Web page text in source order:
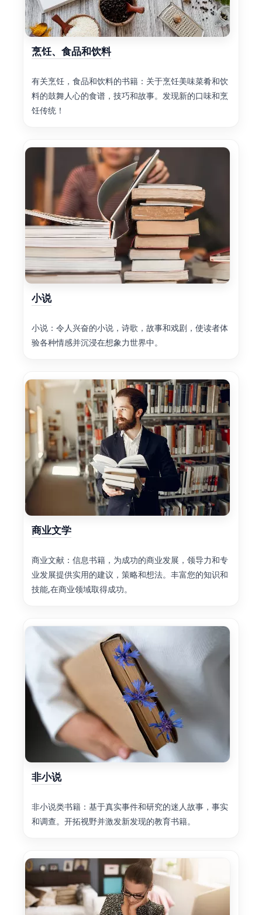
烹饪、食品和饮料
有关烹饪，食品和饮料的书籍：关于烹饪美味菜肴和饮
料的鼓舞人心的食谱，技巧和故事。发现新的口味和烹
饪传统！
小说
小说：令人兴奋的小说，诗歌，故事和戏剧，使读者体
验各种情感并沉浸在想象力世界中。
商业文学
商业文献：信息书籍，为成功的商业发展，领导力和专
业发展提供实用的建议，策略和想法。丰富您的知识和
技能,在商业领域取得成功。
非小说
非小说类书籍：基于真实事件和研究的迷人故事，事实
和调查。开拓视野并激发新发现的教育书籍。